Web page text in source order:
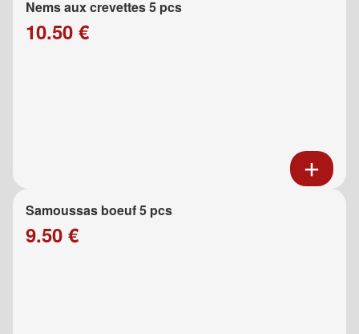
Nems aux crevettes 5 pcs
10.50 €
Samoussas boeuf 5 pcs
9.50 €